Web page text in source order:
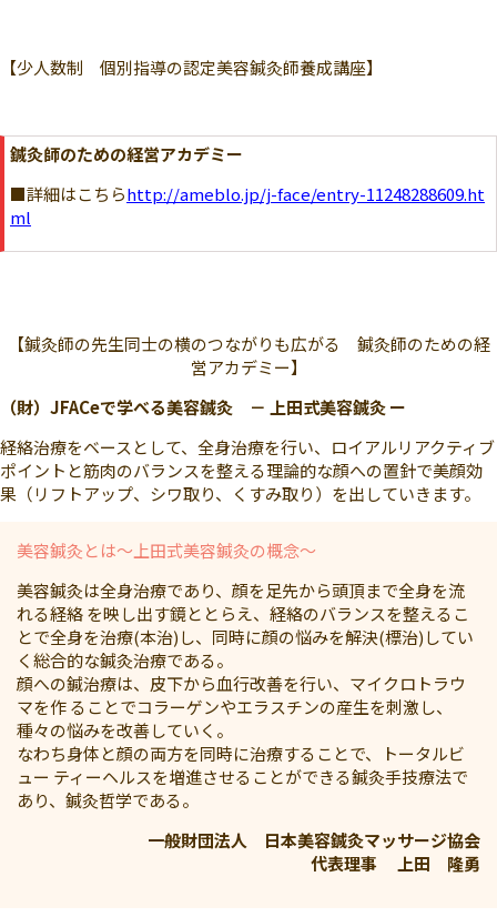
【少人数制 個別指導の認定美容鍼灸師養成講座】
鍼灸師のための経営アカデミー
■詳細はこちらhttp://ameblo.jp/j-face/entry-11248288609.ht
ml
【鍼灸師の先生同士の横のつながりも広がる 鍼灸師のための経
営アカデミー】
（財）JFACeで学べる美容鍼灸 － 上田式美容鍼灸 ー
経絡治療をベースとして、全身治療を行い、ロイアルリアクティブ
ポイントと筋肉のバランスを整える理論的な顔への置針で美顔効
果（リフトアップ、シワ取り、くすみ取り）を出していきます。
美容鍼灸とは～上田式美容鍼灸の概念～
美容鍼灸は全身治療であり、顔を足先から頭頂まで全身を流
れる経絡 を映し出す鏡ととらえ、経絡のバランスを整えるこ
とで全身を治療(本治)し、同時に顔の悩みを解決(標治)してい
く総合的な鍼灸治療である。
顔への鍼治療は、皮下から血行改善を行い、マイクロトラウ
マを作 ることでコラーゲンやエラスチンの産生を刺激し、
種々の悩みを改善していく。
なわち身体と顔の両方を同時に治療することで、トータルビ
ュー ティーヘルスを増進させることができる鍼灸手技療法で
あり、鍼灸哲学である。
一般財団法人 日本美容鍼灸マッサージ協会
代表理事 上田 隆勇